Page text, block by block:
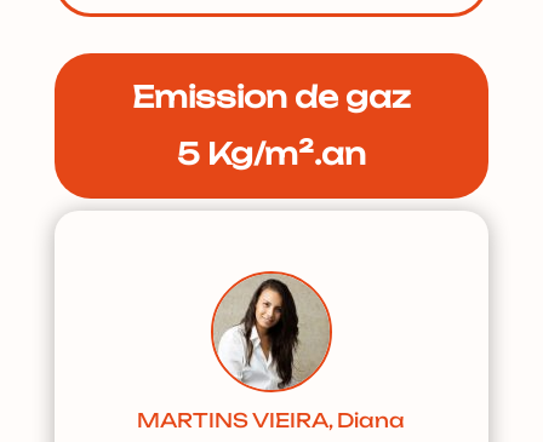
Emission de gaz
5 Kg/m².an
MARTINS VIEIRA, Diana